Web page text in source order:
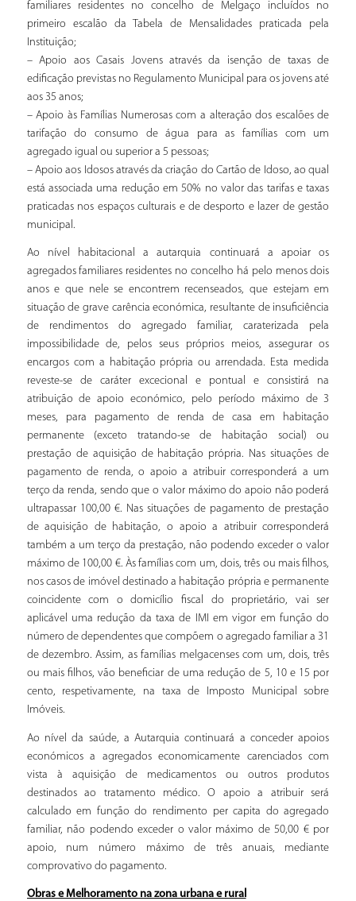
familiares residentes no concelho de Melgaço incluídos no
primeiro escalão da Tabela de Mensalidades praticada pela
Instituição;
– Apoio aos Casais Jovens através da isenção de taxas de
edificação previstas no Regulamento Municipal para os jovens até
aos 35 anos;
– Apoio às Famílias Numerosas com a alteração dos escalões de
tarifação do consumo de água para as famílias com um
agregado igual ou superior a 5 pessoas;
– Apoio aos Idosos através da criação do Cartão de Idoso, ao qual
está associada uma redução em 50% no valor das tarifas e taxas
praticadas nos espaços culturais e de desporto e lazer de gestão
municipal.
Ao nível habitacional a autarquia continuará a apoiar os
agregados familiares residentes no concelho há pelo menos dois
anos e que nele se encontrem recenseados, que estejam em
situação de grave carência económica, resultante de insuficiência
de rendimentos do agregado familiar, caraterizada pela
impossibilidade de, pelos seus próprios meios, assegurar os
encargos com a habitação própria ou arrendada. Esta medida
reveste-se de caráter excecional e pontual e consistirá na
atribuição de apoio económico, pelo período máximo de 3
meses, para pagamento de renda de casa em habitação
permanente (exceto tratando-se de habitação social) ou
prestação de aquisição de habitação própria. Nas situações de
pagamento de renda, o apoio a atribuir corresponderá a um
terço da renda, sendo que o valor máximo do apoio não poderá
ultrapassar 100,00 €. Nas situações de pagamento de prestação
de aquisição de habitação, o apoio a atribuir corresponderá
também a um terço da prestação, não podendo exceder o valor
máximo de 100,00 €. Às famílias com um, dois, três ou mais filhos,
nos casos de imóvel destinado a habitação própria e permanente
coincidente com o domicílio fiscal do proprietário, vai ser
aplicável uma redução da taxa de IMI em vigor em função do
número de dependentes que compõem o agregado familiar a 31
de dezembro. Assim, as famílias melgacenses com um, dois, três
ou mais filhos, vão beneficiar de uma redução de 5, 10 e 15 por
cento, respetivamente, na taxa de Imposto Municipal sobre
Imóveis.
Ao nível da saúde, a Autarquia continuará a conceder apoios
económicos a agregados economicamente carenciados com
vista à aquisição de medicamentos ou outros produtos
destinados ao tratamento médico. O apoio a atribuir será
calculado em função do rendimento per capita do agregado
familiar, não podendo exceder o valor máximo de 50,00 € por
apoio, num número máximo de três anuais, mediante
comprovativo do pagamento.
Obras e Melhoramento na zona urbana e rural